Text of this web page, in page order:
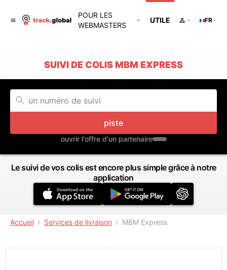
POUR LES
WEBMASTERS
UTILE FR
SUIVI DE COLIS MBM EXPRESS
piste
ouvrir l'offre d'un partenaire
Le suivi de vos colis est encore plus simple grâce à notre
application
Accueil Services de livraison MBM Express